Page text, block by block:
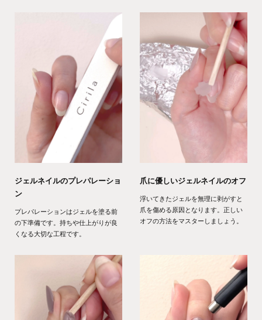
ジェルネイルのプレパレーショ
ン
プレパレーションはジェルを塗る前
の下準備です。持ちや仕上がりが良
くなる大切な工程です。
爪に優しいジェルネイルのオフ
浮いてきたジェルを無理に剥がすと
爪を傷める原因となります。正しい
オフの方法をマスターしましょう。